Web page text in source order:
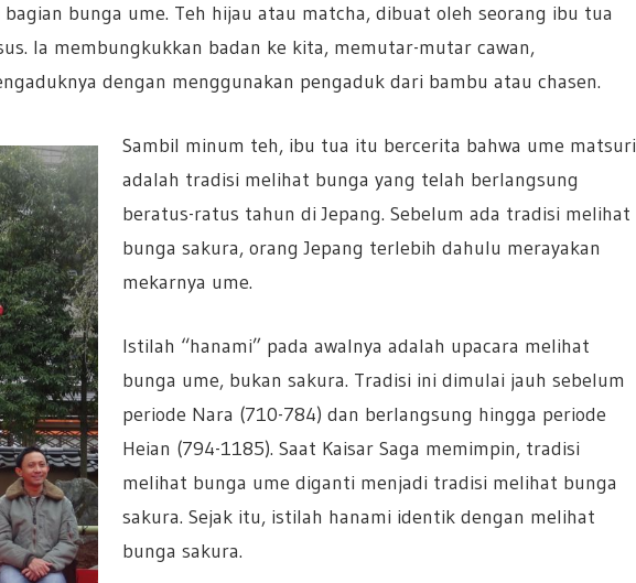
bunga ume. Teh hijau atau matcha, dibuat oleh seorang ibu tua
Ia membungkukkan badan ke kita, memutar-mutar cawan,
dengan menggunakan pengaduk dari bambu atau chasen.
Sambil minum teh, ibu tua itu bercerita bahwa ume matsuri
adalah tradisi melihat bunga yang telah berlangsung
beratus-ratus tahun di Jepang. Sebelum ada tradisi melihat
bunga sakura, orang Jepang terlebih dahulu merayakan
mekarnya ume.
Istilah “hanami” pada awalnya adalah upacara melihat
bunga ume, bukan sakura. Tradisi ini dimulai jauh sebelum
periode Nara (710-784) dan berlangsung hingga periode
Heian (794-1185). Saat Kaisar Saga memimpin, tradisi
melihat bunga ume diganti menjadi tradisi melihat bunga
sakura. Sejak itu, istilah hanami identik dengan melihat
bunga sakura.